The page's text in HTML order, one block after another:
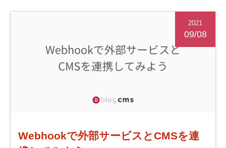
2021
09/08
Webhookで外部サービスとCMSを連